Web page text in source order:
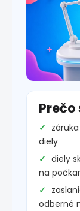
diely
diely
na
odberné